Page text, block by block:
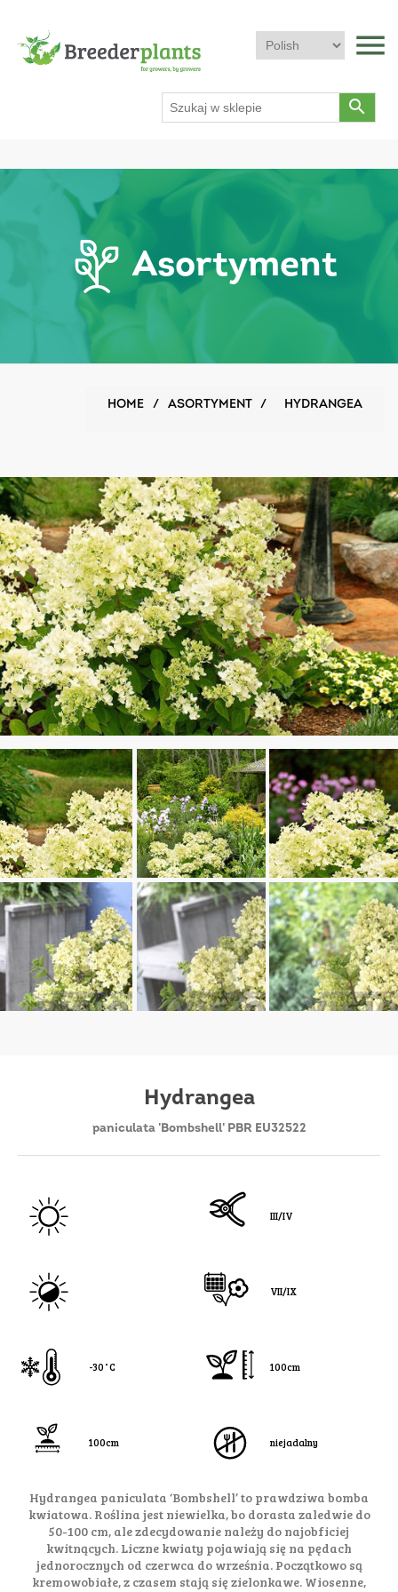
menu
search
Asortyment
HOME / ASORTYMENT / HYDRANGEA
Hydrangea
paniculata 'Bombshell' PBR EU32522
III/IV
VII/IX
-30˚C 100cm
100cm niejadalny
Hydrangea paniculata ‘Bombshell’ to prawdziwa bomba
kwiatowa. Roślina jest niewielka, bo dorasta zaledwie do
50-100 cm, ale zdecydowanie należy do najobficiej
kwitnących. Liczne kwiaty pojawiają się na pędach
jednorocznych od czerwca do września. Początkowo są
kremowobiałe, z czasem stają się zielonkawe. Wiosenne,